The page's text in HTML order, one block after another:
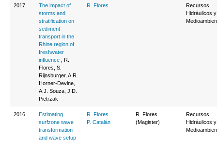
2017
The impact of
storms and
stratification on
sediment
transport in the
Rhine region of
freshwater
influence , R.
Flores, S.
Rijnsburger, A.R.
Horner-Devine,
A.J. Souza, J.D.
Pietrzak
R. Flores
Recursos
Hidráulicos y
2016
Estimating
surfzone wave
transformation
and wave setup
R. Flores
P. Catalán
R. Flores
(Magister)
Recursos
Hidráulicos y